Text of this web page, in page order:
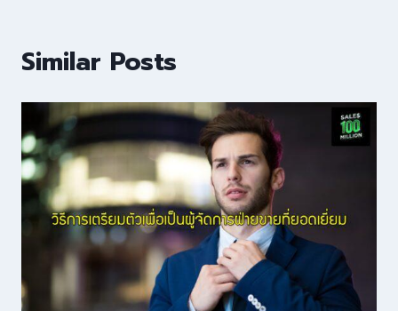
Similar Posts